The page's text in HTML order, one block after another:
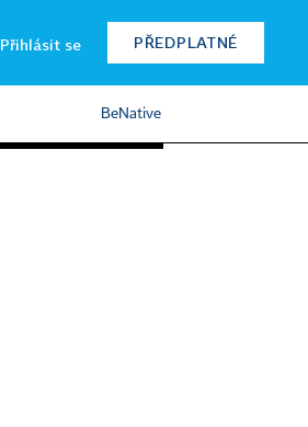
Přihlásit se PŘEDPLATNÉ
BeNative